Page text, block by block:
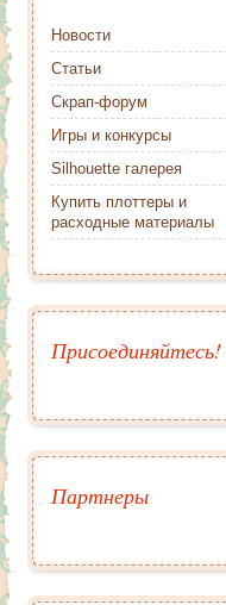
Новости
Статьи
Скрап-форум
Игры и конкурсы
Silhouette галерея
Купить плоттеры и
расходные материалы
Присоединяйтесь!
Партнеры